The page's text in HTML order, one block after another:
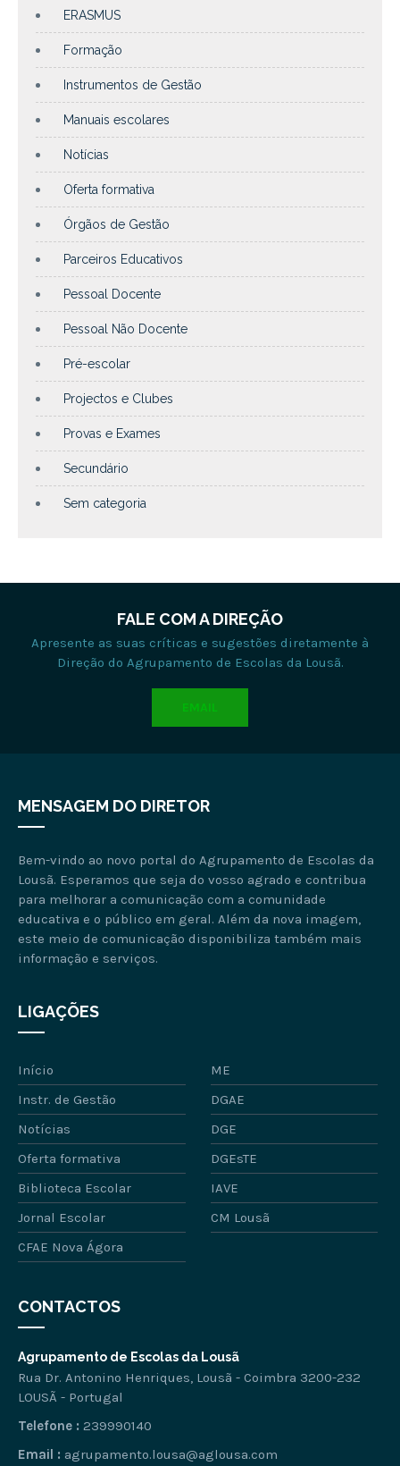
ERASMUS
Formação
Instrumentos de Gestão
Manuais escolares
Notícias
Oferta formativa
Órgãos de Gestão
Parceiros Educativos
Pessoal Docente
Pessoal Não Docente
Pré-escolar
Projectos e Clubes
Provas e Exames
Secundário
Sem categoria
FALE COM A DIREÇÃO
Apresente as suas críticas e sugestões diretamente à
Direção do Agrupamento de Escolas da Lousã.
EMAIL
MENSAGEM DO DIRETOR
Bem-vindo ao novo portal do Agrupamento de Escolas da
Lousã. Esperamos que seja do vosso agrado e contribua
para melhorar a comunicação com a comunidade
educativa e o público em geral. Além da nova imagem,
este meio de comunicação disponibiliza também mais
informação e serviços.
LIGAÇÕES
Início
ME
Instr. de Gestão
DGAE
Notícias
DGE
Oferta formativa
DGEsTE
Biblioteca Escolar
IAVE
Jornal Escolar
CM Lousã
CFAE Nova Ágora
CONTACTOS
Agrupamento de Escolas da Lousã
Rua Dr. Antonino Henriques, Lousã - Coimbra 3200-232
LOUSÃ - Portugal
Telefone : 239990140
Email : agrupamento.lousa@aglousa.com